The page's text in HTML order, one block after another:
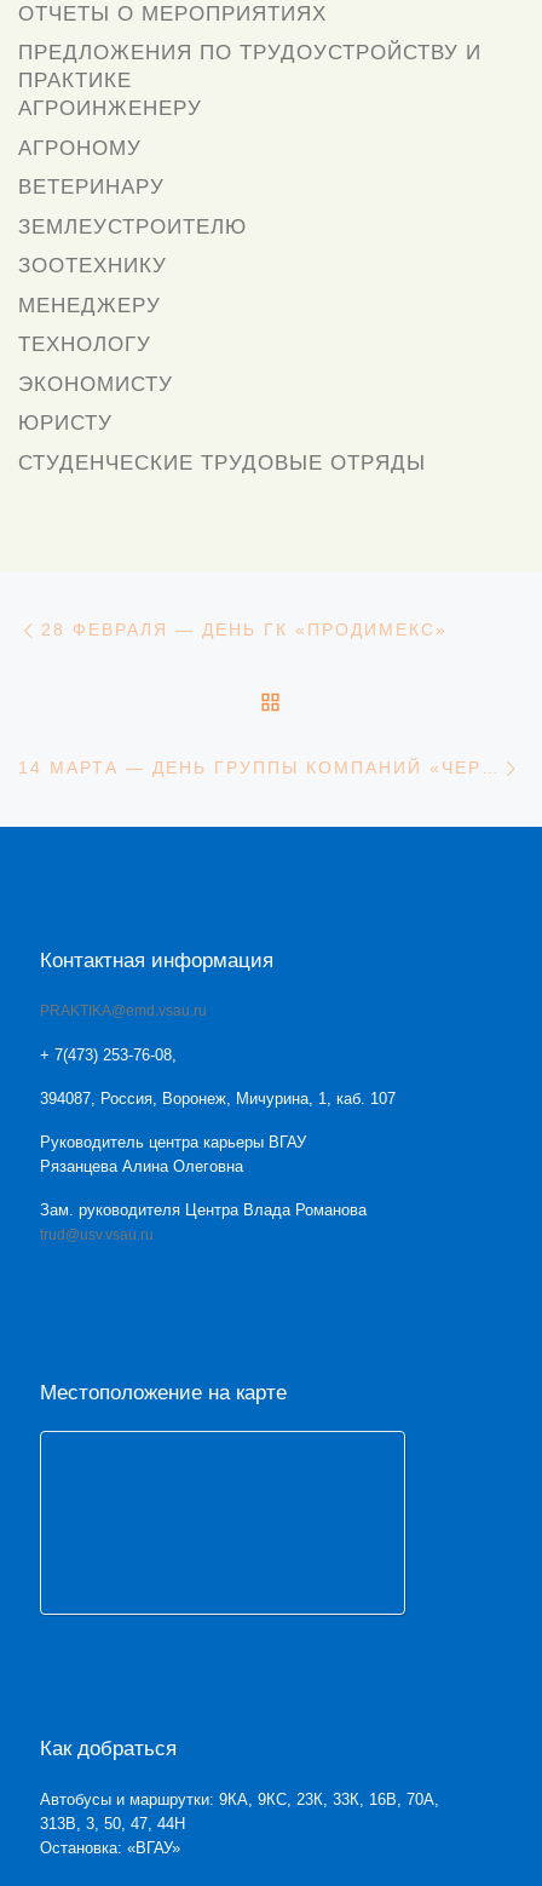
ОТЧЕТЫ О МЕРОПРИЯТИЯХ
ПРЕДЛОЖЕНИЯ ПО ТРУДОУСТРОЙСТВУ И
ПРАКТИКЕ
АГРОИНЖЕНЕРУ
АГРОНОМУ
ВЕТЕРИНАРУ
ЗЕМЛЕУСТРОИТЕЛЮ
ЗООТЕХНИКУ
МЕНЕДЖЕРУ
ТЕХНОЛОГУ
ЭКОНОМИСТУ
ЮРИСТУ
СТУДЕНЧЕСКИЕ ТРУДОВЫЕ ОТРЯДЫ
Навигация
28 ФЕВРАЛЯ — ДЕНЬ ГК «ПРОДИМЕКС»
14 МАРТА — ДЕНЬ ГРУППЫ КОМПАНИЙ «ЧЕРКИЗОВО»
Контактная информация
PRAKTIKA@emd.vsau.ru
+ 7(473) 253-76-08,
394087, Россия, Воронеж, Мичурина, 1, каб. 107
Руководитель центра карьеры ВГАУ
Рязанцева Алина Олеговна
Зам. руководителя Центра Влада Романова
trud@usv.vsau.ru
Местоположение на карте
Как добраться
Автобусы и маршрутки: 9КА, 9КС, 23К, 33К, 16В, 70А,
313В, 3, 50, 47, 44Н
Остановка: «ВГАУ»